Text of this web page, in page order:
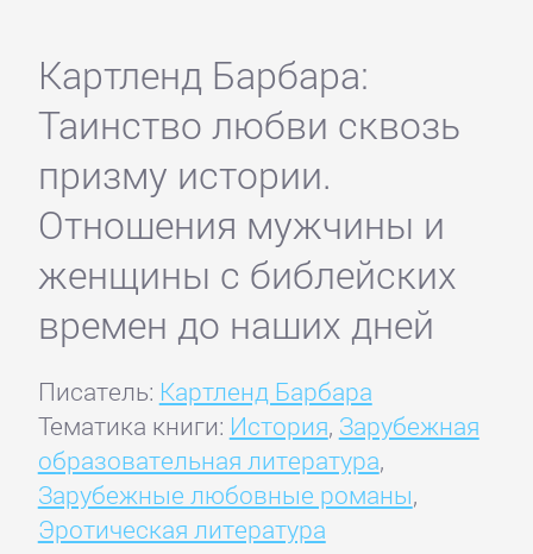
Картленд Барбара:
Таинство любви сквозь
призму истории.
Отношения мужчины и
женщины с библейских
времен до наших дней
Писатель: Картленд Барбара
Тематика книги: История, Зарубежная
образовательная литература,
Зарубежные любовные романы,
Эротическая литература